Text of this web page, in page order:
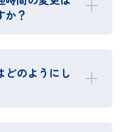
か？
どのようにし